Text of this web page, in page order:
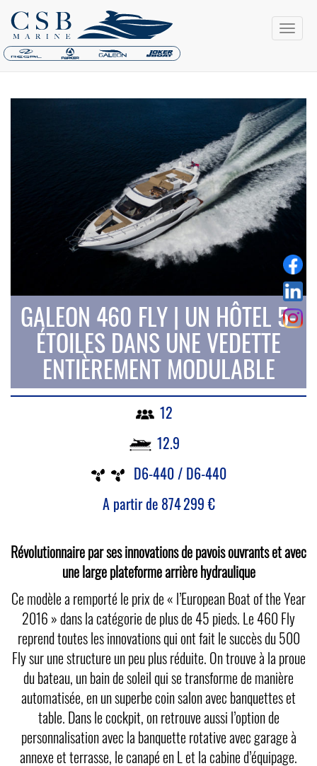
GALEON 460 FLY | UN HÔTEL 5-
ÉTOILES DANS UNE VEDETTE
ENTIÈREMENT MODULABLE
12
12.9
D6-440 / D6-440
A partir de 874 299€
Révolutionnaire par ses innovations de pavois ouvrants et avec
une large plateforme arrière hydraulique
Ce modèle a remporté le prix de « l’European Boat of the Year
2016 » dans la catégorie de plus de 45 pieds. Le 460 Fly
reprend toutes les innovations qui ont fait le succès du 500
Fly sur une structure un peu plus réduite. On trouve à la proue
du bateau, un bain de soleil qui se transforme de manière
automatisée, en un superbe coin salon avec banquettes et
table. Dans le cockpit, on retrouve aussi l’option de
personnalisation avec la banquette rotative avec garage à
annexe et terrasse, le canapé en L et la cabine d’équipage.